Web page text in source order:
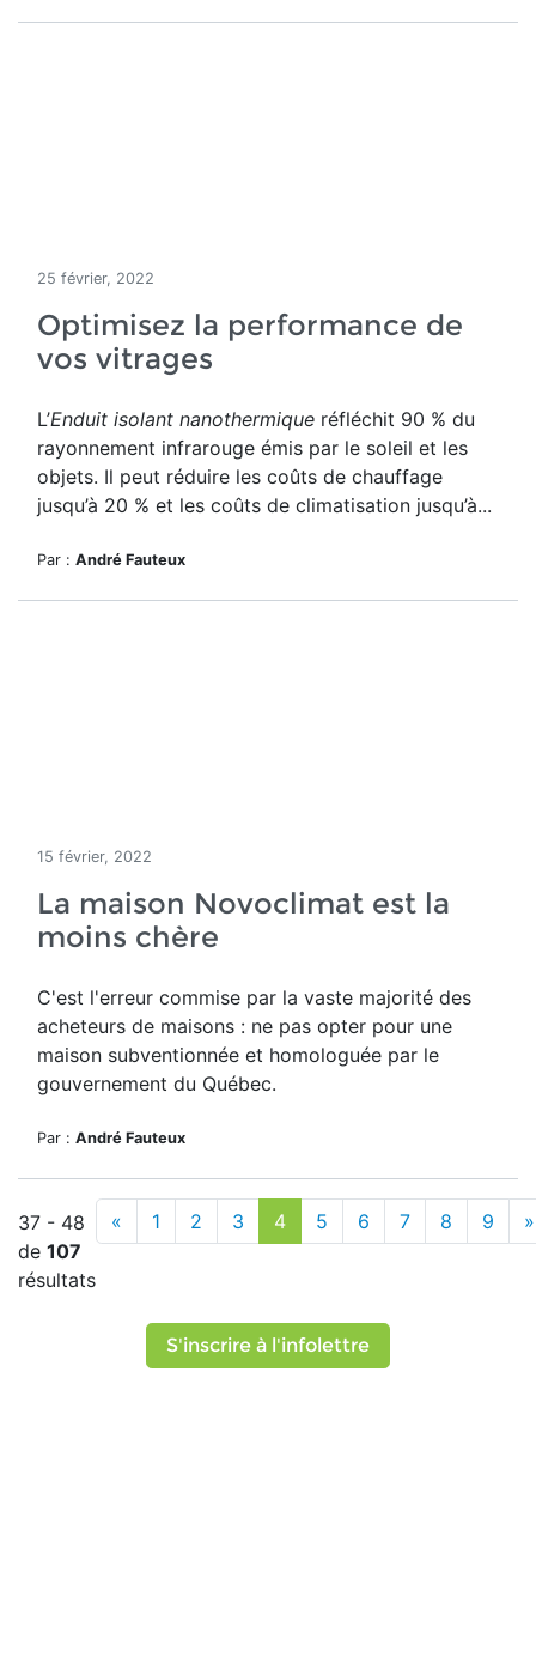
25 février, 2022
Optimisez la performance de
vos vitrages
L’Enduit isolant nanothermique réfléchit 90 % du
rayonnement infrarouge émis par le soleil et les
objets. Il peut réduire les coûts de chauffage
jusqu’à 20 % et les coûts de climatisation jusqu’à...
Par : André Fauteux
15 février, 2022
La maison Novoclimat est la
moins chère
C'est l'erreur commise par la vaste majorité des
acheteurs de maisons : ne pas opter pour une
maison subventionnée et homologuée par le
gouvernement du Québec.
Par : André Fauteux
37 - 48
de 107
résultats
« 1 2 3 4 5 6 7 8 9 »
S'inscrire à l'infolettre